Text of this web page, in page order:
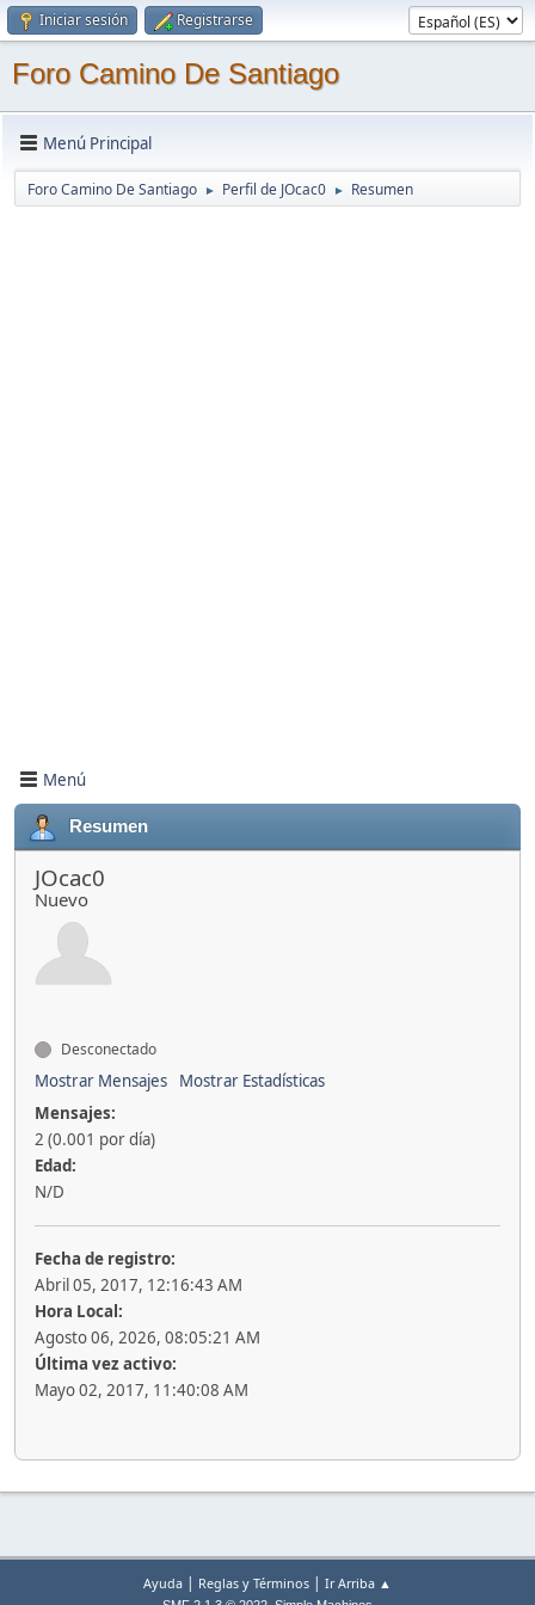
Iniciar sesión Registrarse
Foro Camino De Santiago
Menú Principal
Foro Camino De Santiago ► Perfil de JOcac0 ► Resumen
Menú
Resumen
JOcac0
Nuevo
Desconectado
Mostrar Mensajes
Mostrar Estadísticas
Mensajes:
2 (0.001 por día)
Edad:
N/D
Fecha de registro:
Abril 05, 2017, 12:16:43 AM
Hora Local:
Agosto 06, 2026, 08:05:21 AM
Última vez activo:
Mayo 02, 2017, 11:40:08 AM
Ayuda | Reglas y Términos | Ir Arriba ▲